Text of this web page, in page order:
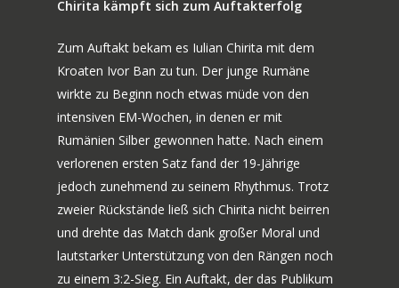
Chirita kämpft sich zum Auftakterfolg
Zum Auftakt bekam es Iulian Chirita mit dem
Kroaten Ivor Ban zu tun. Der junge Rumäne
wirkte zu Beginn noch etwas müde von den
intensiven EM-Wochen, in denen er mit
Rumänien Silber gewonnen hatte. Nach einem
verlorenen ersten Satz fand der 19-Jährige
jedoch zunehmend zu seinem Rhythmus. Trotz
zweier Rückstände ließ sich Chirita nicht beirren
und drehte das Match dank großer Moral und
lautstarker Unterstützung von den Rängen noch
zu einem 3:2-Sieg. Ein Auftakt, der das Publikum